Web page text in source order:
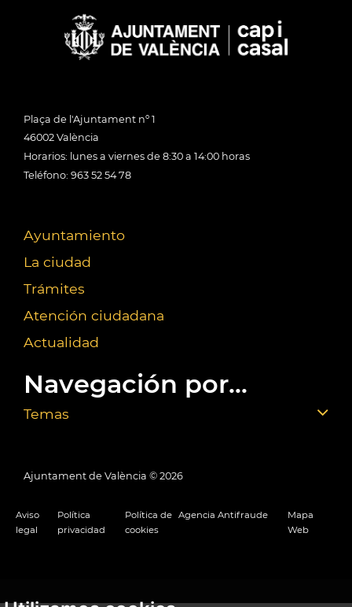
Plaça de l'Ajuntament nº 1
46002 València
Horarios: lunes a viernes de 8:30 a 14:00 horas
Teléfono: 963 52 54 78
Ayuntamiento
La ciudad
Trámites
Atención ciudadana
Actualidad
Navegación por...
Temas
Ajuntament de València © 2026
Aviso
legal
Política
privacidad
Política de
cookies
Agencia Antifraude
Mapa
Web